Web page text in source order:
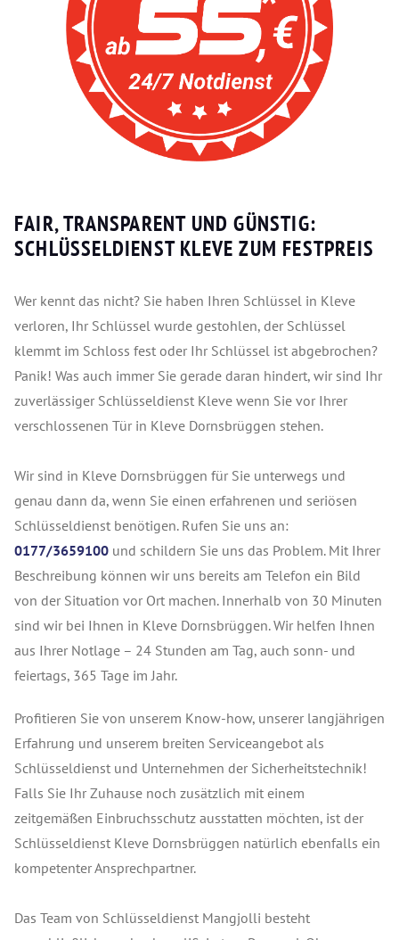
FAIR, TRANSPARENT UND GÜNSTIG:
SCHLÜSSELDIENST KLEVE ZUM FESTPREIS
Wer kennt das nicht? Sie haben Ihren Schlüssel in Kleve
verloren, Ihr Schlüssel wurde gestohlen, der Schlüssel
klemmt im Schloss fest oder Ihr Schlüssel ist abgebrochen?
Panik! Was auch immer Sie gerade daran hindert, wir sind Ihr
zuverlässiger Schlüsseldienst Kleve wenn Sie vor Ihrer
verschlossenen Tür in Kleve Dornsbrüggen stehen.
Wir sind in Kleve Dornsbrüggen für Sie unterwegs und
genau dann da, wenn Sie einen erfahrenen und seriösen
Schlüsseldienst benötigen. Rufen Sie uns an:
0177/3659100 und schildern Sie uns das Problem. Mit Ihrer
Beschreibung können wir uns bereits am Telefon ein Bild
von der Situation vor Ort machen. Innerhalb von 30 Minuten
sind wir bei Ihnen in Kleve Dornsbrüggen. Wir helfen Ihnen
aus Ihrer Notlage – 24 Stunden am Tag, auch sonn- und
feiertags, 365 Tage im Jahr.
Profitieren Sie von unserem Know-how, unserer langjährigen
Erfahrung und unserem breiten Serviceangebot als
Schlüsseldienst und Unternehmen der Sicherheitstechnik!
Falls Sie Ihr Zuhause noch zusätzlich mit einem
zeitgemäßen Einbruchsschutz ausstatten möchten, ist der
Schlüsseldienst Kleve Dornsbrüggen natürlich ebenfalls ein
kompetenter Ansprechpartner.
Das Team von Schlüsseldienst Mangjolli besteht